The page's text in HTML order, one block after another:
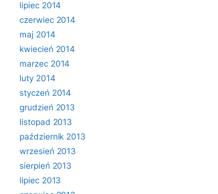
lipiec 2014
czerwiec 2014
maj 2014
kwiecień 2014
marzec 2014
luty 2014
styczeń 2014
grudzień 2013
listopad 2013
październik 2013
wrzesień 2013
sierpień 2013
lipiec 2013